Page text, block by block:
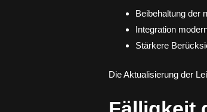
Beibehaltung der
Integration
Stärkere
Die Aktualisierung der